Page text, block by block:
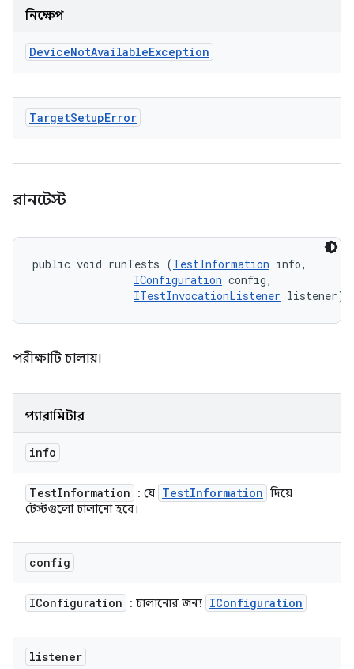
নিক্ষেপ
DeviceNotAvailableException
TargetSetupError
রানটেস্ট
public void runTests (TestInformation info,
IConfiguration config,
ITestInvocationListener listener)
পরীক্ষাটি চালায়।
প্যারামিটার
info
TestInformation : যে TestInformation দিয়ে
টেস্টগুলো চালানো হবে।
config
IConfiguration : চালানোর জন্য IConfiguration
listener